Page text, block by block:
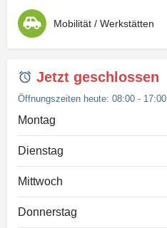
Mobilität / Werkstätten
Jetzt geschlossen
Öffnungszeiten heute: 08:00 - 17:00
Montag
Dienstag
Mittwoch
Donnerstag